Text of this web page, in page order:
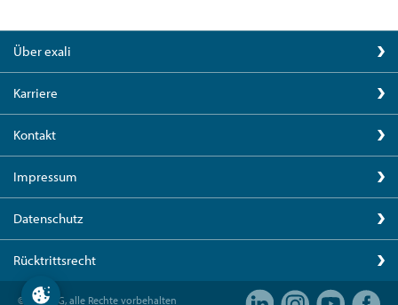
Über exali
Karriere
Kontakt
Impressum
Datenschutz
Rücktrittsrecht
© exali AG, alle Rechte vorbehalten